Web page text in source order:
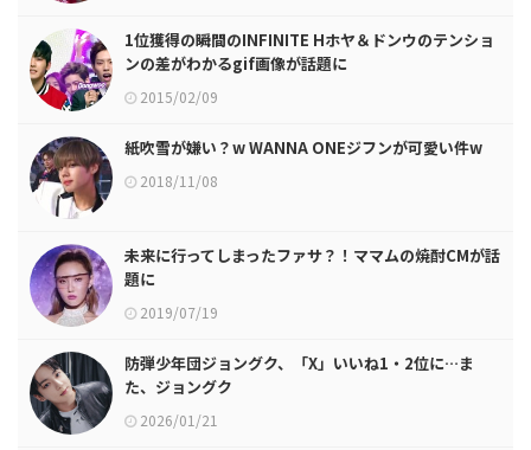
1位獲得の瞬間のINFINITE Hホヤ＆ドンウのテンショ
ンの差がわかるgif画像が話題に
2015/02/09
紙吹雪が嫌い？w WANNA ONEジフンが可愛い件w
2018/11/08
未来に行ってしまったファサ？！ママムの焼酎CMが話
題に
2019/07/19
防弾少年団ジョングク、「X」いいね1・2位に…ま
た、ジョングク
2026/01/21